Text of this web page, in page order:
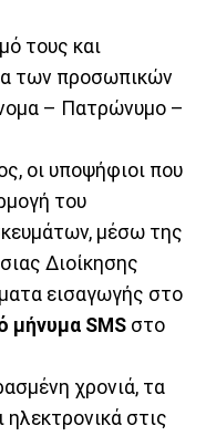
τους και
των προσωπικών
– Πατρώνυμο –
οι υποψήφιοι που
του
μέσω της
Διοίκησης
εισαγωγής στο
μήνυμα SMS στο
χρονιά, τα
στις